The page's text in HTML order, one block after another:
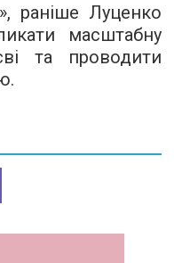
раніше Луценко
масштабну
та проводити